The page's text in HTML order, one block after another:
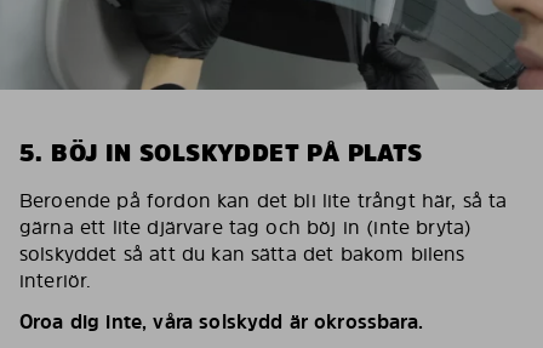
5. BÖJ IN SOLSKYDDET PÅ PLATS
Beroende på fordon kan det bli lite trångt här, så ta
gärna ett lite djärvare tag och böj in (inte bryta)
solskyddet så att du kan sätta det bakom bilens
interiör.
Oroa dig inte, våra solskydd är okrossbara.